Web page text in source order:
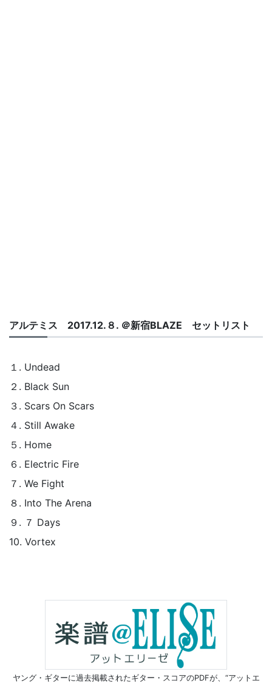
アルテミス 2017.12.８. ＠新宿BLAZE セットリスト
１. Undead
２. Black Sun
３. Scars On Scars
４. Still Awake
５. Home
６. Electric Fire
７. We Fight
８. Into The Arena
９. ７ Days
10. Vortex
ヤング・ギターに過去掲載されたギター・スコアのPDFが、 “アットエ